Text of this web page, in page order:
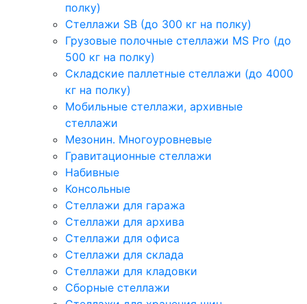
полку)
Стеллажи SB (до 300 кг на полку)
Грузовые полочные стеллажи MS Pro (до
500 кг на полку)
Складские паллетные стеллажи (до 4000
кг на полку)
Мобильные стеллажи, архивные
стеллажи
Мезонин. Многоуровневые
Гравитационные стеллажи
Набивные
Консольные
Стеллажи для гаража
Стеллажи для архива
Стеллажи для офиса
Стеллажи для склада
Стеллажи для кладовки
Сборные стеллажи